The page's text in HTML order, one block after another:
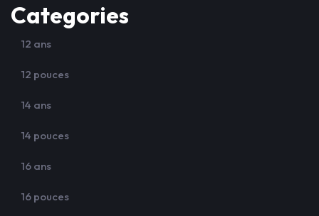
Categories
12 ans
12 pouces
14 ans
14 pouces
16 ans
16 pouces